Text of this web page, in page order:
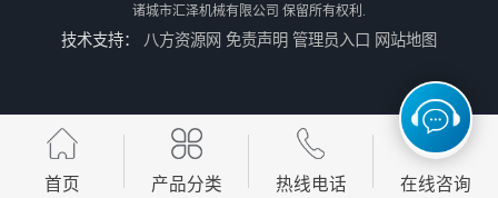
诸城市汇泽机械有限公司 保留所有权利.
技术支持： 八方资源网 免责声明 管理员入口 网站地图
首页 产品分类 热线电话 在线咨询